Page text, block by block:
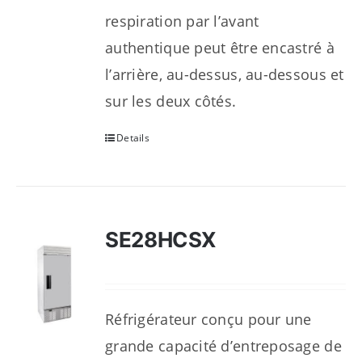
respiration par l’avant
authentique peut être encastré à
l’arrière, au-dessus, au-dessous et
sur les deux côtés.
Details
SE28HCSX
Réfrigérateur conçu pour une
grande capacité d’entreposage de